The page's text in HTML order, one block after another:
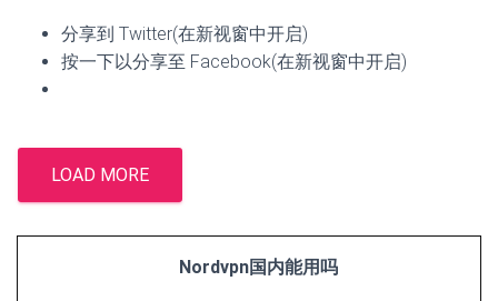
分享到 Twitter(在新视窗中开启)
按一下以分享至 Facebook(在新视窗中开启)
LOAD MORE
Nordvpn国内能用吗